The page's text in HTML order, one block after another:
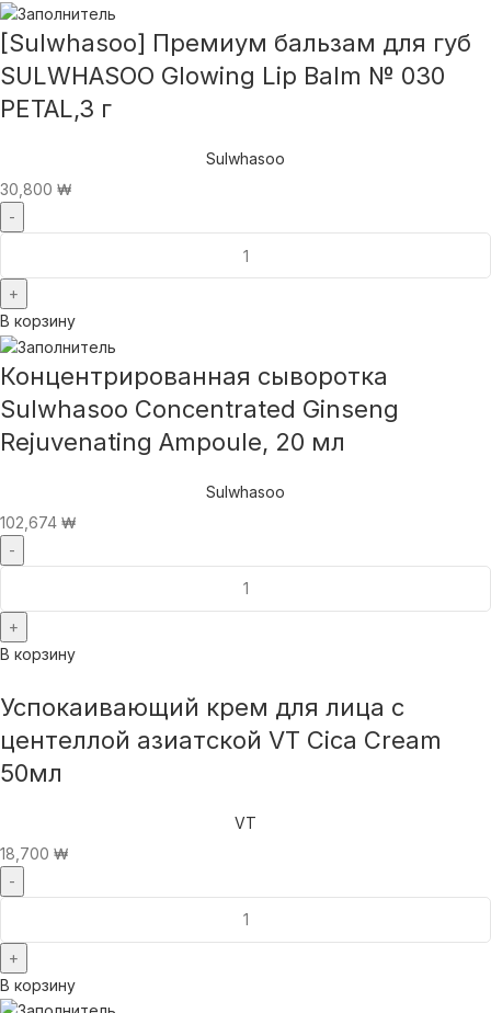
[Sulwhasoo] Премиум бальзам для губ
SULWHASOO Glowing Lip Balm № 030
PETAL,3 г
Sulwhasoo
30,800 ₩
В корзину
Концентрированная сыворотка
Sulwhasoo Concentrated Ginseng
Rejuvenating Ampoule, 20 мл
Sulwhasoo
102,674 ₩
В корзину
Успокаивающий крем для лица с
центеллой азиатской VT Cica Cream
50мл
VT
18,700 ₩
В корзину